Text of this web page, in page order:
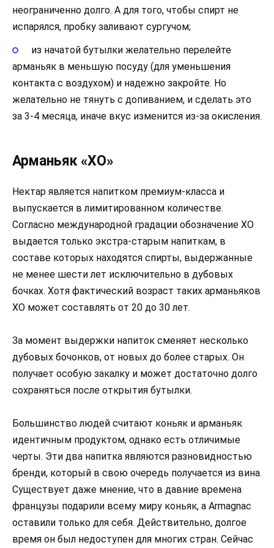
неограниченно долго. А для того, чтобы спирт не
испарялся, пробку заливают сургучом;
из начатой бутылки желательно перелейте
арманьяк в меньшую посуду (для уменьшения
контакта с воздухом) и надежно закройте. Но
желательно не тянуть с допиванием, и сделать это
за 3-4 месяца, иначе вкус изменится из-за окисления.
Арманьяк «XO»
Нектар является напитком премиум-класса и
выпускается в лимитированном количестве.
Согласно международной градации обозначение ХО
выдается только экстра-старым напиткам, в
составе которых находятся спирты, выдержанные
не менее шести лет исключительно в дубовых
бочках. Хотя фактический возраст таких арманьяков
ХО может составлять от 20 до 30 лет.
За момент выдержки напиток сменяет несколько
дубовых бочонков, от новых до более старых. Он
получает особую закалку и может достаточно долго
сохраняться после открытия бутылки.
Большинство людей считают коньяк и арманьяк
идентичным продуктом, однако есть отличимые
черты. Эти два напитка являются разновидностью
бренди, который в свою очередь получается из вина.
Существует даже мнение, что в давние времена
французы подарили всему миру коньяк, а Armagnac
оставили только для себя. Действительно, долгое
время он был недоступен для многих стран. Сейчас